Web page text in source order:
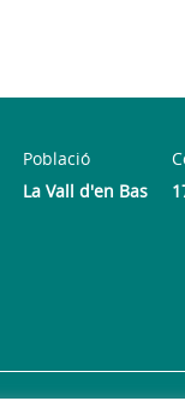
Població
La Vall d'en Bas